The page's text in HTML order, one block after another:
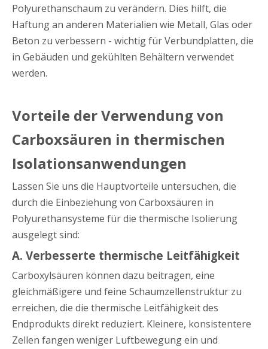
Polyurethanschaum zu verändern. Dies hilft, die
Haftung an anderen Materialien wie Metall, Glas oder
Beton zu verbessern - wichtig für Verbundplatten, die
in Gebäuden und gekühlten Behältern verwendet
werden.
Vorteile der Verwendung von
Carboxsäuren in thermischen
Isolationsanwendungen
Lassen Sie uns die Hauptvorteile untersuchen, die
durch die Einbeziehung von Carboxsäuren in
Polyurethansysteme für die thermische Isolierung
ausgelegt sind:
A. Verbesserte thermische Leitfähigkeit
Carboxylsäuren können dazu beitragen, eine
gleichmäßigere und feine Schaumzellenstruktur zu
erreichen, die die thermische Leitfähigkeit des
Endprodukts direkt reduziert. Kleinere, konsistentere
Zellen fangen weniger Luftbewegung ein und